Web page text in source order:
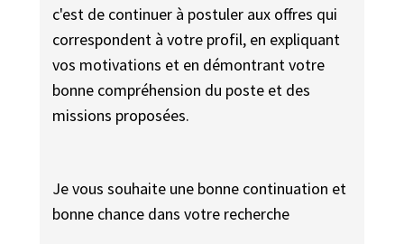
c'est de continuer à postuler aux offres qui
correspondent à votre profil, en expliquant
vos motivations et en démontrant votre
bonne compréhension du poste et des
missions proposées.
Je vous souhaite une bonne continuation et
bonne chance dans votre recherche